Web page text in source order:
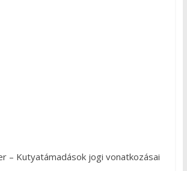
– Kutyatámadások jogi vonatkozásai